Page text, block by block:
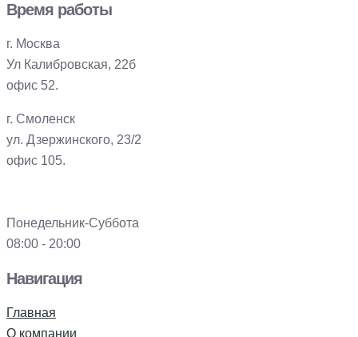
Время работы
г. Москва
Ул Калибровская, 22б
офис 52.
г. Смоленск
ул. Дзержинского, 23/2
офис 105.
Понедельник-Суббота
08:00 - 20:00
Навигация
Главная
О компании